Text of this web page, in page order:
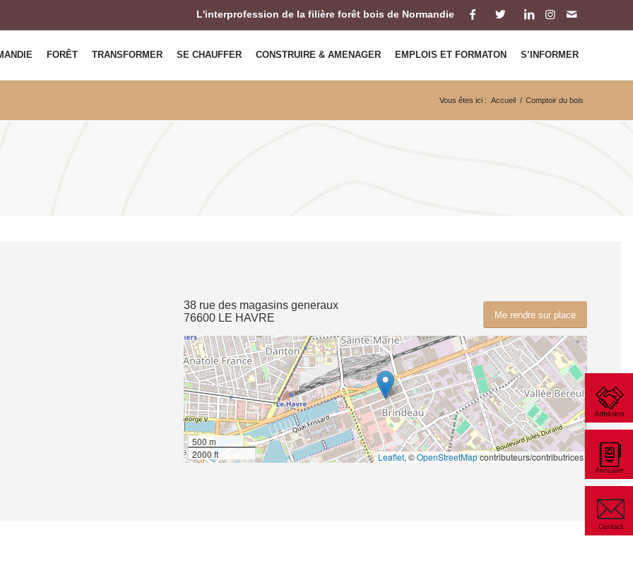
L'interprofession de la filière forêt bois de Normandie
FORÊT TRANSFORMER SE CHAUFFER CONSTRUIRE & AMENAGER EMPLOIS ET FORMATON S’INFORMER
Vous êtes ici : Accueil / Comptoir du bois
Me rendre sur place
38 rue des magasins generaux
76600 LE HAVRE
500 m
2000 ft
Leaflet, ©OpenStreetMapcontributeurs/contributrices